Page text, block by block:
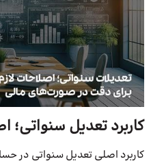
کاربرد تعدیل
کاربرد اصلی تعدیل سنواتی در